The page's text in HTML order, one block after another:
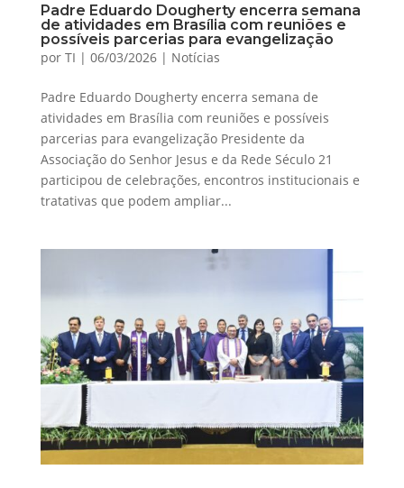
Padre Eduardo Dougherty encerra semana
de atividades em Brasília com reuniões e
possíveis parcerias para evangelização
por TI | 06/03/2026| Notícias
Padre Eduardo Dougherty encerra semana de
atividades em Brasília com reuniões e possíveis
parcerias para evangelização Presidente da
Associação do Senhor Jesus e da Rede Século 21
participou de celebrações, encontros institucionais e
tratativas que podem ampliar...